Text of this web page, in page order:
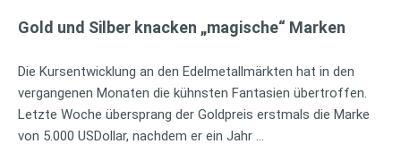
Gold und Silber knacken „magische“ Marken
Die Kursentwicklung an den Edelmetallmärkten hat in den
vergangenen Monaten die kühnsten Fantasien übertroffen.
Letzte Woche übersprang der Goldpreis erstmals die Marke
von 5.000 USDollar, nachdem er ein Jahr …